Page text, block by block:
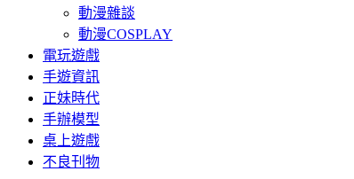
動漫雜談
動漫COSPLAY
電玩遊戲
手遊資訊
正妹時代
手辦模型
桌上遊戲
不良刊物